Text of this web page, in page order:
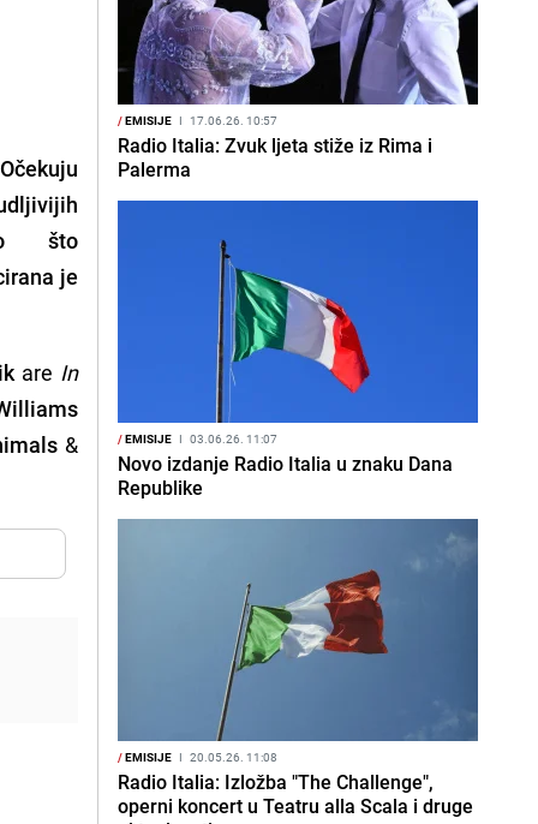
što
je
are In
&
/EMISIJE I 17.06.26. 10:57
Radio Italia: Zvuk ljeta stiže iz Rima i
Palerma
/EMISIJE I 03.06.26. 11:07
Novo izdanje Radio Italia u znaku Dana
Republike
/EMISIJE I 20.05.26. 11:08
Radio Italia: Izložba "The Challenge",
operni koncert u Teatru alla Scala i druge